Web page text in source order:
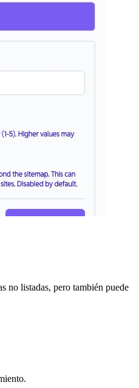
no listadas, pero también puede